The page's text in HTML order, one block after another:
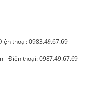
thoại: 0983.49.67.69
- Điện thoại: 0987.49.67.69